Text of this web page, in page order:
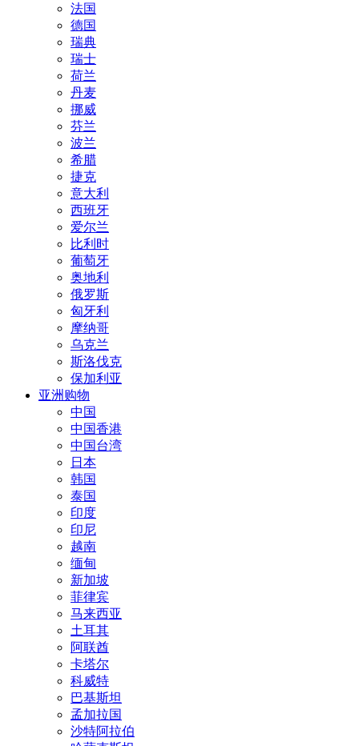
法国
德国
瑞典
瑞士
荷兰
丹麦
挪威
芬兰
波兰
希腊
捷克
意大利
西班牙
爱尔兰
比利时
葡萄牙
奥地利
俄罗斯
匈牙利
摩纳哥
乌克兰
斯洛伐克
保加利亚
亚洲购物
中国
中国香港
中国台湾
日本
韩国
泰国
印度
印尼
越南
缅甸
新加坡
菲律宾
马来西亚
土耳其
阿联酋
卡塔尔
科威特
巴基斯坦
孟加拉国
沙特阿拉伯